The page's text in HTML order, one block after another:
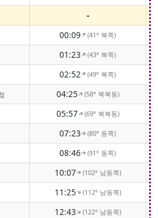
-
00:09↑(41° 북쪽)
01:23↑(43° 북쪽)
02:52↑(49° 북쪽)
04:25↑(58° 북북동)
05:57↑(69° 북북동)
07:23↑(80° 동쪽)
08:46↑(91° 동쪽)
10:07↑(102° 남동쪽)
11:25↑(112° 남동쪽)
12:43↑(122° 남동쪽)